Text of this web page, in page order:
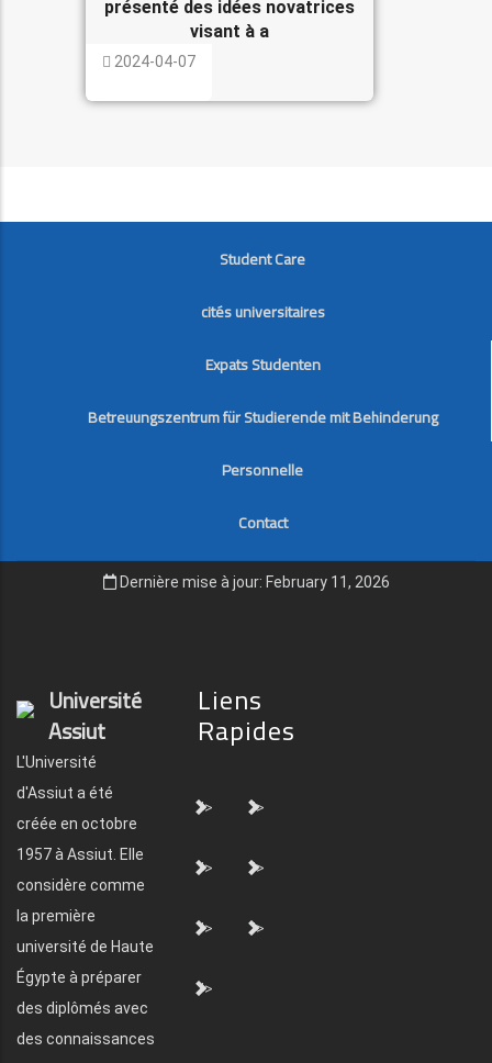
présenté des idées novatrices
visant à a
2024-04-07
FOOTER
Student Care
cités universitaires
Expats Studenten
Betreuungszentrum für Studierende mit Behinderung
Personnelle
Contact
Dernière mise à jour: February 11, 2026
Université
Assiut
L'Université
d'Assiut a été
créée en octobre
1957 à Assiut. Elle
considère comme
la première
université de Haute
Égypte à préparer
des diplômés avec
des connaissances
Liens
Rapides
"> ">
"> ">
"> ">
">